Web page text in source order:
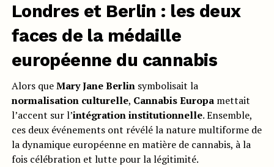
Londres et Berlin : les deux
faces de la médaille
européenne du cannabis
Alors queMary Jane Berlinsymbolisait la
normalisation culturelle, Cannabis Europamettait
l’accent sur l’intégration institutionnelle. Ensemble,
ces deux événements ont révélé la nature multiforme de
la dynamique européenne en matière de cannabis, à la
fois célébration et lutte pour la légitimité.